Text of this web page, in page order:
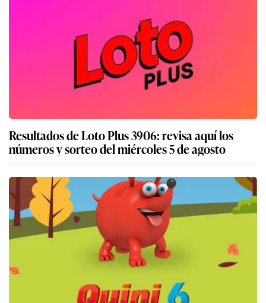
Resultados de Loto Plus 3906: revisa aquí los
números y sorteo del miércoles 5 de agosto